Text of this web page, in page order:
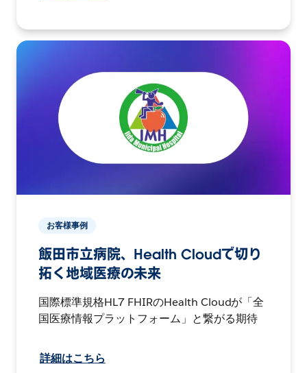
お客様事例
飯田市立病院、Health Cloudで切り
拓く地域医療の未来
国際標準規格HL7 FHIRのHealth Cloudが「全
国医療情報プラットフォーム」と繋がる期待
詳細はこちら